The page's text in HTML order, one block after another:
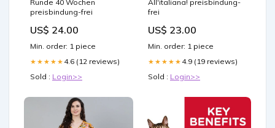
Runde 40 Wochen
preisbindung-frei
US$ 24.00
Min. order: 1 piece
★★★★★ 4.6 (12 reviews)
Sold : Login>>
All'italiana! preisbindung-
frei
US$ 23.00
Min. order: 1 piece
★★★★★ 4.9 (19 reviews)
Sold : Login>>